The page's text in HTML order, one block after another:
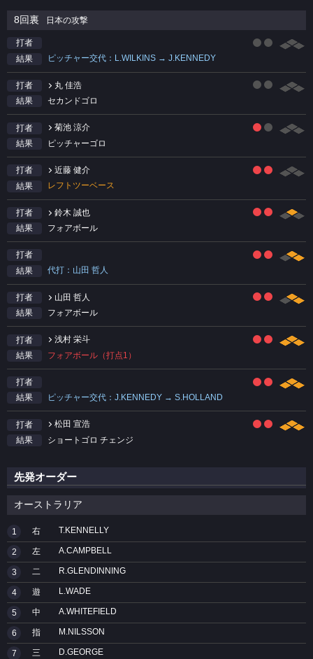
8回裏 日本の攻撃
打者
結果
ピッチャー交代：L.WILKINS → J.KENNEDY
打者
丸 佳浩
結果
セカンドゴロ
打者
菊池 涼介
結果
ピッチャーゴロ
打者
近藤 健介
結果
レフトツーベース
打者
鈴木 誠也
結果
フォアボール
打者
結果
代打：山田 哲人
打者
山田 哲人
結果
フォアボール
打者
浅村 栄斗
結果
フォアボール（打点1）
打者
結果
ピッチャー交代：J.KENNEDY → S.HOLLAND
打者
松田 宣浩
結果
ショートゴロ チェンジ
先発オーダー
オーストラリア
1 右 T.KENNELLY
2 左 A.CAMPBELL
3 二 R.GLENDINNING
4 遊 L.WADE
5 中 A.WHITEFIELD
6 指 M.NILSSON
7 三 D.GEORGE